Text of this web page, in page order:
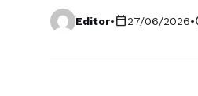
Editor•calendar_today27/06/2026•